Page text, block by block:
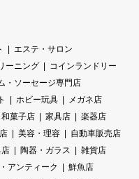
エステ・サロン
ーニング
コインランドリー
・ソーセージ専門店
ホビー玩具
メガネ店
和菓子店 家具店
楽器店
美容・理容
自動車販売店
陶器・ガラス
雑貨店
アンティーク
鮮魚店